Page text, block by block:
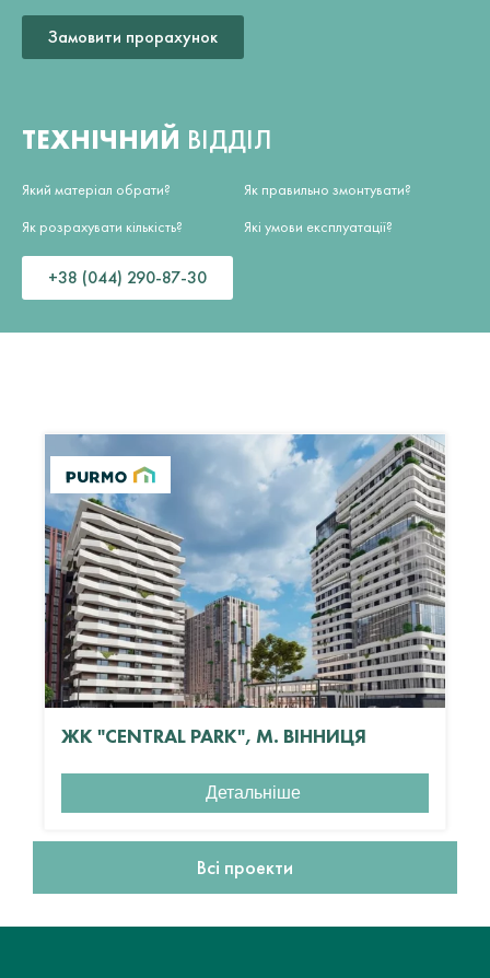
Замовити прорахунок
ТЕХНІЧНИЙ ВІДДІЛ
Який матеріал обрати?
Як розрахувати кількість?
Як правильно змонтувати?
Які умови експлуатації?
+38 (044) 290-87-30
ЖК "CENTRAL PARK", М. ВІННИЦЯ
Детальніше
Всі проекти